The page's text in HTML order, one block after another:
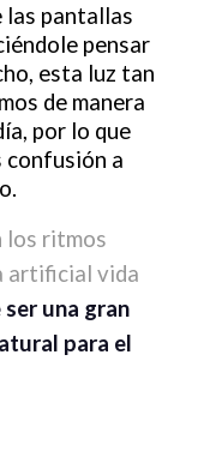
las pantallas
pensar
esta luz tan
de manera
por lo que
confusión a
los ritmos
artificial vida
ser una gran
para el